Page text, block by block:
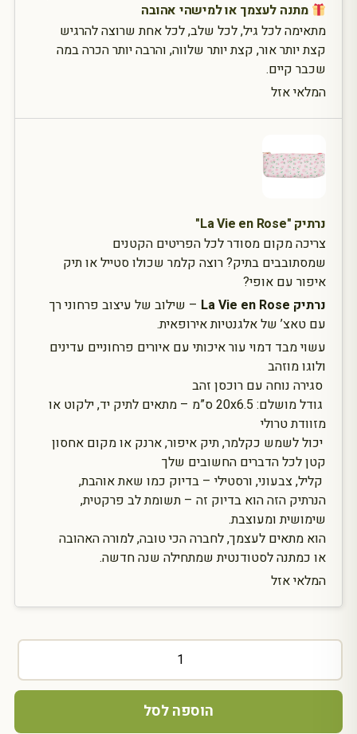
מתנה לעצמך או למישהי אהובה
מתאימה לכל גיל, לכל שלב, לכל אחת שרוצה להרגיש
קצת יותר אור, קצת יותר שלווה, והרבה יותר הכרה במה
שכבר קיים.
המלאי אזל
נרתיק "La Vie en Rose"
צריכה מקום מסודר לכל הפריטים הקטנים
שמסתובבים בתיק? רוצה קלמר שכולו סטייל או תיק
איפור עם אופי?
נרתיק La Vie en Rose
– שילוב של עיצוב פרחוני רך
עם טאצ’ של אלגנטיות אירופאית.
עשוי מבד דמוי עור איכותי עם איורים פרחוניים עדינים
ולוגו מוזהב
סגירה נוחה עם רוכסן זהב
גודל מושלם: 20x6.5 ס”מ – מתאים לתיק יד, ילקוט או
מזוודת טרולי
יכול לשמש כקלמר, תיק איפור, ארנק או מקום אחסון
קטן לכל הדברים החשובים שלך
קליל, צבעוני, ורסטילי – בדיוק כמו שאת אוהבת,
הנרתיק הזה הוא בדיוק זה – תשומת לב פרקטית,
שימושית ומעוצבת.
הוא מתאים לעצמך, לחברה הכי טובה, למורה האהובה
או כמתנה לסטודנטית שמתחילה שנה חדשה.
המלאי אזל
כמות
מארז
להכרת
הוספה לסל